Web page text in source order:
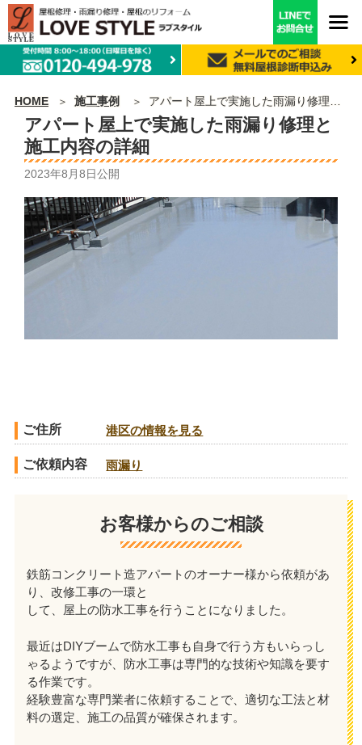
HOME 施工事例 アパート屋上で実施した雨漏り修理と施工内容の詳細
アパート屋上で実施した雨漏り修理と
施工内容の詳細
2023年8月8日公開
ご住所 港区の情報を見る
ご依頼内容 雨漏り
お客様からのご相談
鉄筋コンクリート造アパートのオーナー様から依頼があ
り、改修工事の一環と
して、屋上の防水工事を行うことになりました。
最近はDIYブームで防水工事も自身で行う方もいらっし
ゃるようですが、防水工事は専門的な技術や知識を要す
る作業です。
経験豊富な専門業者に依頼することで、適切な工法と材
料の選定、施工の品質が確保されます。